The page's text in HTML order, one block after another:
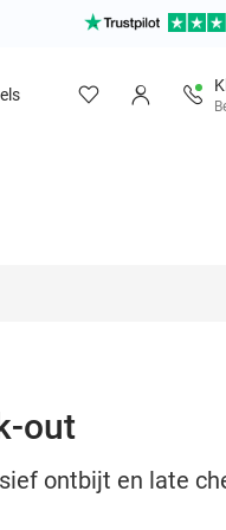
out
ontbijt en late